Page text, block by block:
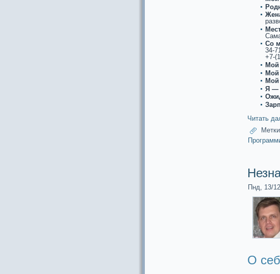
Со
34-
+7-
Мой
Мой
Мой
Я —
Читать
Пнд, 13/
О